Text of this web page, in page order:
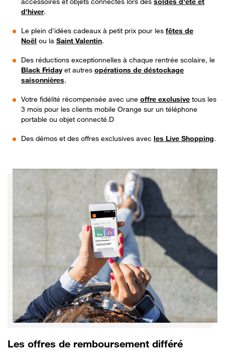
d'hiver.
Le plein d'idées cadeaux à petit prix pour les fêtes de
Noël ou la Saint Valentin.
Des réductions exceptionnelles à chaque rentrée scolaire, le
Black Fridayet autres opérations de déstockage
saisonnières.
Votre fidélité récompensée avec une offre exclusive tous les
3 mois pour les clients mobile Orange sur un téléphone
portable ou objet connecté.D
Des démos et des offres exclusives avec les Live Shopping.
Les offres de remboursement différé